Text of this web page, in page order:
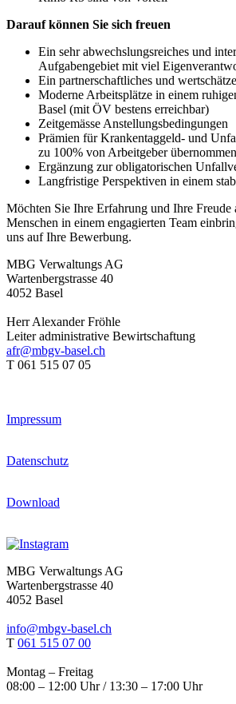
Darauf können Sie sich freuen
Ein sehr abwechslungsreiches und
Aufgabengebiet mit viel
Ein partnerschaftliches und
Moderne Arbeitsplätze in einem
Basel (mit ÖV bestens erreichbar)
Zeitgemässe Anstellungsbedingungen
Prämien für Krankentaggeld- und
zu 100% von Arbeitgeber übernommen
Ergänzung zur obligatorischen
Langfristige Perspektiven in einem
Möchten Sie Ihre Erfahrung und Ihre Freude
Menschen in einem engagierten Team
uns auf Ihre Bewerbung.
MBG Verwaltungs AG
Wartenbergstrasse 40
4052 Basel
Herr Alexander Fröhle
Leiter administrative Bewirtschaftung
afr@mbgv-basel.ch
T 061 515 07 05
Impressum
Datenschutz
Download
MBG Verwaltungs AG
Wartenbergstrasse 40
4052 Basel
info@mbgv-basel.ch
T 061 515 07 00
Montag – Freitag
08:00 – 12:00 Uhr / 13:30 – 17:00 Uhr